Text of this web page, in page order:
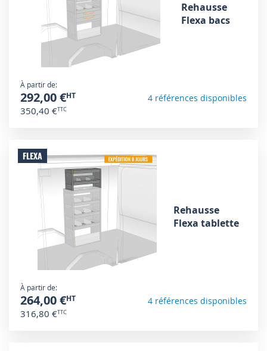
Rehausse
Flexa bacs
À partir de
292,00 €
350,40 €
4 références disponibles
FLEXA
Rehausse
Flexa tablette
À partir de
264,00 €
316,80 €
4 références disponibles